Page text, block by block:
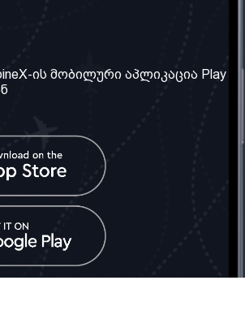
წესები და პირობები
კითხვები
50
სოციალური ქსელი
ის მობილური აპლიკაცია Play